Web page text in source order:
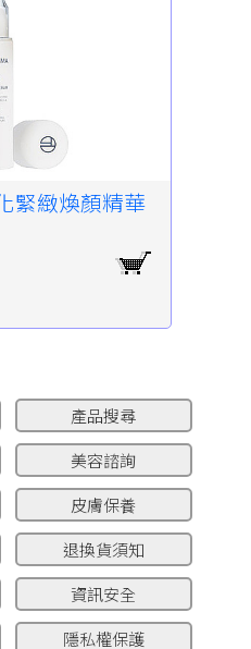
緊緻煥顏精華
產品搜尋
美容諮詢
皮膚保養
退換貨須知
資訊安全
隱私權保護